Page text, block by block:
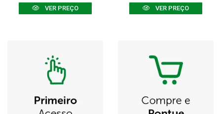
VER PREÇO VER PREÇO